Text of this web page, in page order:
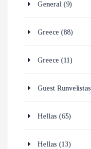
General (9)
Greece (88)
Greece (11)
Guest Runvelistas
Hellas (65)
Hellas (13)